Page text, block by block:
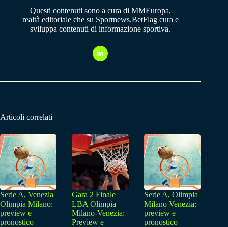
Questi contenuti sono a cura di MMEuropa,
realtà editoriale che su Sportnews.BetFlag cura e
sviluppa contenuti di informazione sportiva.
Articoli correlati
Serie A, Venezia
Olimpia Milano:
preview e
pronostico
Gara 2 Finale
LBA Olimpia
Milano-Venezia:
Preview e
Serie A, Olimpia
Milano Venezia:
preview e
pronostico